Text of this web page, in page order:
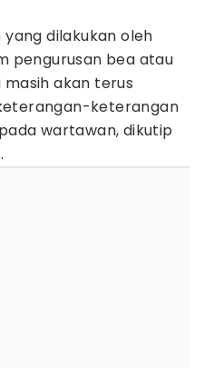
dilakukan oleh
pengurusan bea atau
akan terus
keterangan
wartawan, dikutip